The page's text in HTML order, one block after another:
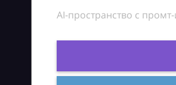
AI-пространство с